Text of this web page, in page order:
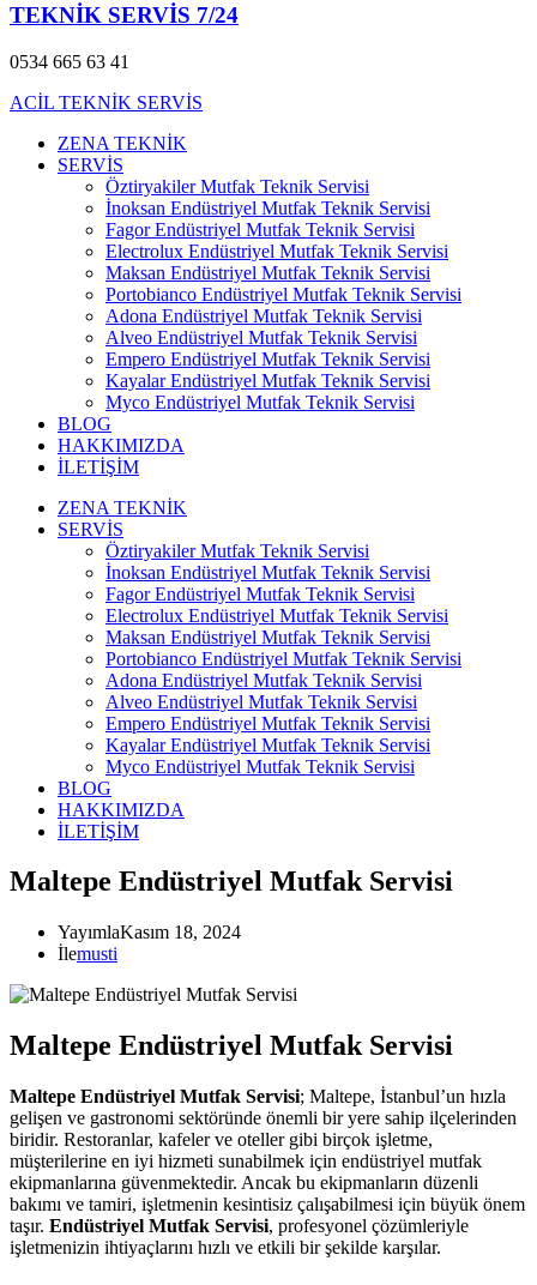
TEKNİK SERVİS 7/24
0534 665 63 41
ACİL TEKNİK SERVİS
ZENA TEKNİK
SERVİS
Öztiryakiler Mutfak Teknik Servisi
İnoksan Endüstriyel Mutfak Teknik Servisi
Fagor Endüstriyel Mutfak Teknik Servisi
Electrolux Endüstriyel Mutfak Teknik Servisi
Maksan Endüstriyel Mutfak Teknik Servisi
Portobianco Endüstriyel Mutfak Teknik Servisi
Adona Endüstriyel Mutfak Teknik Servisi
Alveo Endüstriyel Mutfak Teknik Servisi
Empero Endüstriyel Mutfak Teknik Servisi
Kayalar Endüstriyel Mutfak Teknik Servisi
Myco Endüstriyel Mutfak Teknik Servisi
BLOG
HAKKIMIZDA
İLETİŞİM
ZENA TEKNİK
SERVİS
Öztiryakiler Mutfak Teknik Servisi
İnoksan Endüstriyel Mutfak Teknik Servisi
Fagor Endüstriyel Mutfak Teknik Servisi
Electrolux Endüstriyel Mutfak Teknik Servisi
Maksan Endüstriyel Mutfak Teknik Servisi
Portobianco Endüstriyel Mutfak Teknik Servisi
Adona Endüstriyel Mutfak Teknik Servisi
Alveo Endüstriyel Mutfak Teknik Servisi
Empero Endüstriyel Mutfak Teknik Servisi
Kayalar Endüstriyel Mutfak Teknik Servisi
Myco Endüstriyel Mutfak Teknik Servisi
BLOG
HAKKIMIZDA
İLETİŞİM
Maltepe Endüstriyel Mutfak Servisi
YayımlaKasım 18, 2024
İlemusti
Maltepe Endüstriyel Mutfak Servisi
Maltepe Endüstriyel Mutfak Servisi; Maltepe, İstanbul’un hızla
gelişen ve gastronomi sektöründe önemli bir yere sahip ilçelerinden
biridir. Restoranlar, kafeler ve oteller gibi birçok işletme,
müşterilerine en iyi hizmeti sunabilmek için endüstriyel mutfak
ekipmanlarına güvenmektedir. Ancak bu ekipmanların düzenli
bakımı ve tamiri, işletmenin kesintisiz çalışabilmesi için büyük önem
taşır. Endüstriyel Mutfak Servisi, profesyonel çözümleriyle
işletmenizin ihtiyaçlarını hızlı ve etkili bir şekilde karşılar.